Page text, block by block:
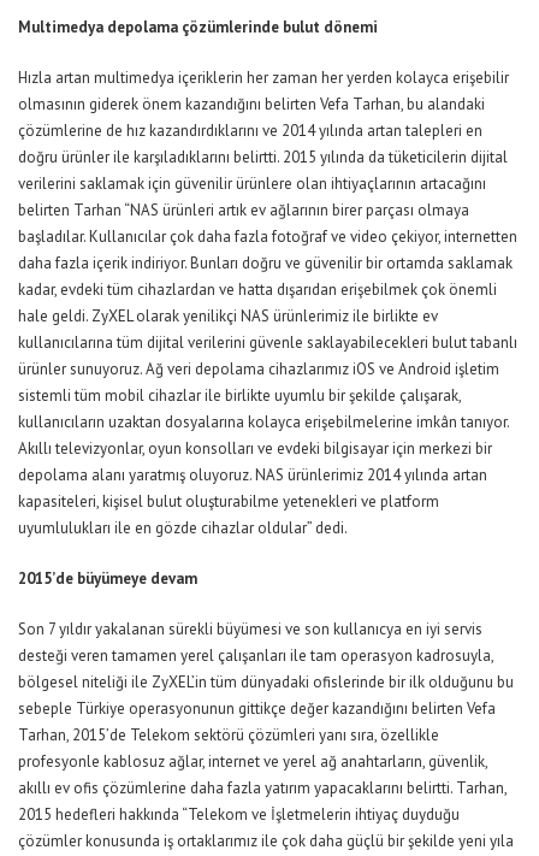
Multimedya depolama çözümlerinde bulut dönemi
Hızla artan multimedya içeriklerin her zaman her yerden kolayca erişebilir
olmasının giderek önem kazandığını belirten Vefa Tarhan, bu alandaki
çözümlerine de hız kazandırdıklarını ve 2014 yılında artan talepleri en
doğru ürünler ile karşıladıklarını belirtti. 2015 yılında da tüketicilerin dijital
verilerini saklamak için güvenilir ürünlere olan ihtiyaçlarının artacağını
belirten Tarhan “NAS ürünleri artık ev ağlarının birer parçası olmaya
başladılar. Kullanıcılar çok daha fazla fotoğraf ve video çekiyor, internetten
daha fazla içerik indiriyor. Bunları doğru ve güvenilir bir ortamda saklamak
kadar, evdeki tüm cihazlardan ve hatta dışarıdan erişebilmek çok önemli
hale geldi. ZyXEL olarak yenilikçi NAS ürünlerimiz ile birlikte ev
kullanıcılarına tüm dijital verilerini güvenle saklayabilecekleri bulut tabanlı
ürünler sunuyoruz. Ağ veri depolama cihazlarımız iOS ve Android işletim
sistemli tüm mobil cihazlar ile birlikte uyumlu bir şekilde çalışarak,
kullanıcıların uzaktan dosyalarına kolayca erişebilmelerine imkân tanıyor.
Akıllı televizyonlar, oyun konsolları ve evdeki bilgisayar için merkezi bir
depolama alanı yaratmış oluyoruz. NAS ürünlerimiz 2014 yılında artan
kapasiteleri, kişisel bulut oluşturabilme yetenekleri ve platform
uyumlulukları ile en gözde cihazlar oldular” dedi.
2015’de büyümeye devam
Son 7 yıldır yakalanan sürekli büyümesi ve son kullanıcya en iyi servis
desteği veren tamamen yerel çalışanları ile tam operasyon kadrosuyla,
bölgesel niteliği ile ZyXEL’in tüm dünyadaki ofislerinde bir ilk olduğunu bu
sebeple Türkiye operasyonunun gittikçe değer kazandığını belirten Vefa
Tarhan, 2015’de Telekom sektörü çözümleri yanı sıra, özellikle
profesyonle kablosuz ağlar, internet ve yerel ağ anahtarların, güvenlik,
akıllı ev ofis çözümlerine daha fazla yatırım yapacaklarını belirtti. Tarhan,
2015 hedefleri hakkında “Telekom ve İşletmelerin ihtiyaç duyduğu
çözümler konusunda iş ortaklarımız ile çok daha güçlü bir şekilde yeni yıla